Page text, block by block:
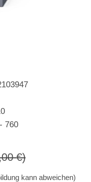
760
€)
kann abweichen)